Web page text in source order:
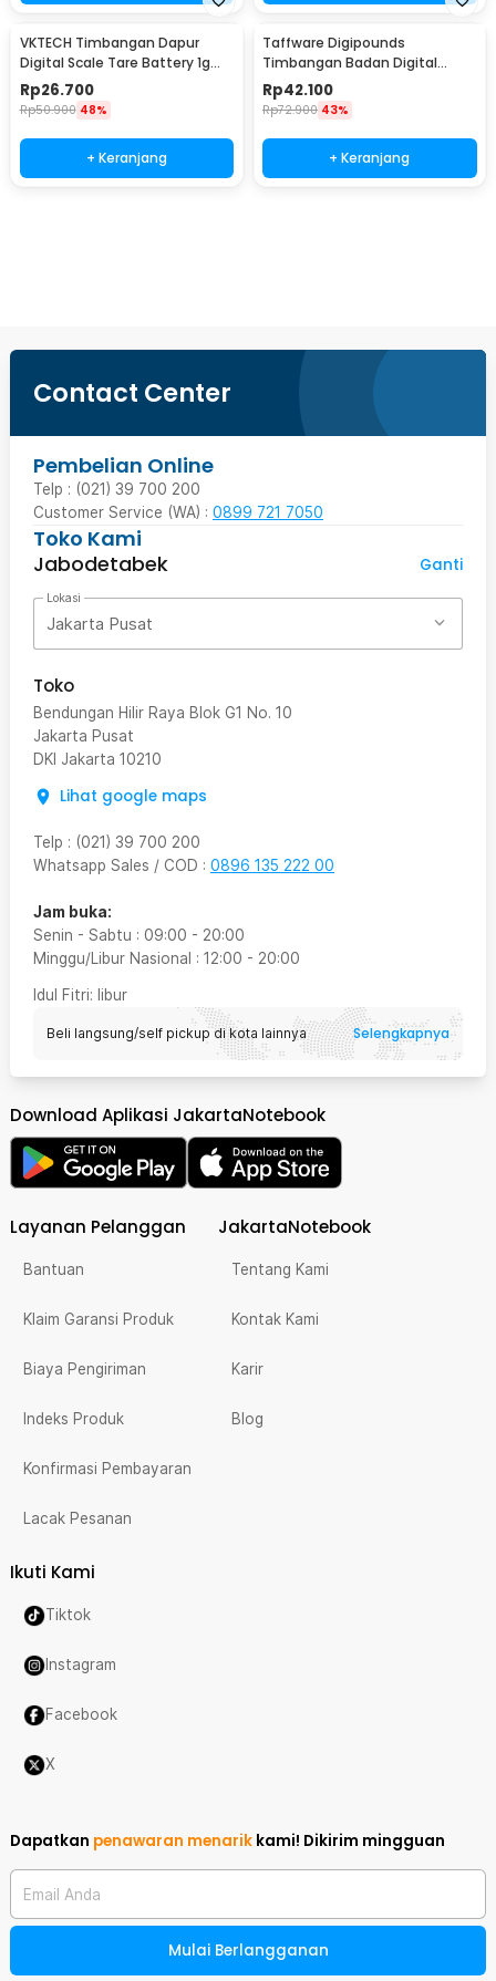
VKTECH Timbangan Dapur
Digital Scale Tare Battery 1g
10kg - SF-400
Rp26.700
Rp50.900 48%
+ Keranjang
Taffware Digipounds
Timbangan Badan Digital
Scale Battery 0.05kg 180kg -
AB18
Rp42.100
Rp72.900 43%
+ Keranjang
Contact Center
Pembelian Online
Telp : (021) 39 700 200
Customer Service (WA) : 0899 721 7050
Toko Kami
Jabodetabek
Ganti
Lokasi
Jakarta Pusat
Toko
Bendungan Hilir Raya Blok G1 No. 10
Jakarta Pusat
DKI Jakarta 10210
Lihat google maps
Telp : (021) 39 700 200
Whatsapp Sales / COD : 0896 135 222 00
Jam buka:
Senin - Sabtu : 09:00 - 20:00
Minggu/Libur Nasional : 12:00 - 20:00
Idul Fitri: libur
Beli langsung/self pickup di kota lainnya Selengkapnya
Download Aplikasi JakartaNotebook
Layanan Pelanggan
Bantuan
Klaim Garansi Produk
Biaya Pengiriman
Indeks Produk
Konfirmasi Pembayaran
Lacak Pesanan
JakartaNotebook
Tentang Kami
Kontak Kami
Karir
Blog
Ikuti Kami
Tiktok
Instagram
Facebook
X
Dapatkan penawaran menarik kami! Dikirim mingguan
Email Anda
Mulai Berlangganan